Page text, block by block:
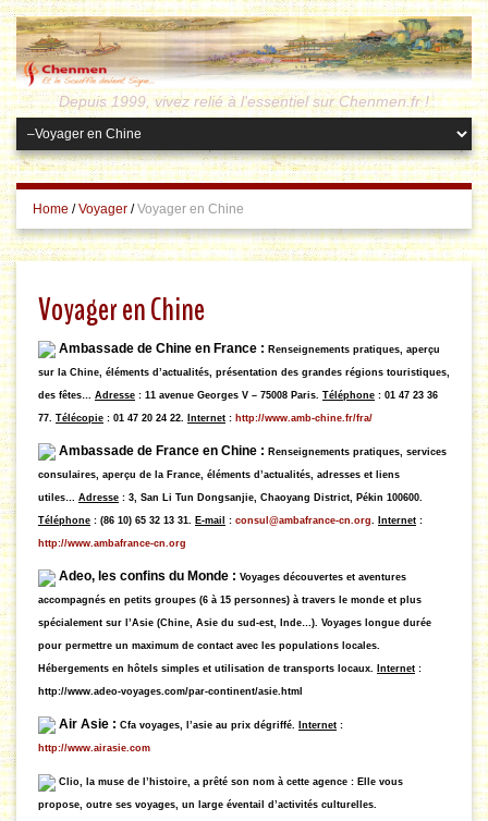
Depuis 1999, vivez relié à l'essentiel sur Chenmen.fr !
Home / Voyager / Voyager en Chine
Voyager en Chine
Ambassade de Chine en France : Renseignements pratiques, aperçu
sur la Chine, éléments d’actualités, présentation des grandes régions touristiques,
des fêtes… Adresse : 11 avenue Georges V – 75008 Paris. Téléphone : 01 47 23 36
77. Télécopie : 01 47 20 24 22. Internet : http://www.amb-chine.fr/fra/
Ambassade de France en Chine : Renseignements pratiques, services
consulaires, aperçu de la France, éléments d’actualités, adresses et liens
utiles… Adresse : 3, San Li Tun Dongsanjie, Chaoyang District, Pékin 100600.
Téléphone : (86 10) 65 32 13 31. E-mail : consul@ambafrance-cn.org. Internet :
http://www.ambafrance-cn.org
Adeo, les confins du Monde : Voyages découvertes et aventures
accompagnés en petits groupes (6 à 15 personnes) à travers le monde et plus
spécialement sur l’Asie (Chine, Asie du sud-est, Inde…). Voyages longue durée
pour permettre un maximum de contact avec les populations locales.
Hébergements en hôtels simples et utilisation de transports locaux. Internet :
http://www.adeo-voyages.com/par-continent/asie.html
Air Asie : Cfa voyages, l’asie au prix dégriffé. Internet :
http://www.airasie.com
Clio, la muse de l’histoire, a prêté son nom à cette agence : Elle vous
propose, outre ses voyages, un large éventail d’activités culturelles.